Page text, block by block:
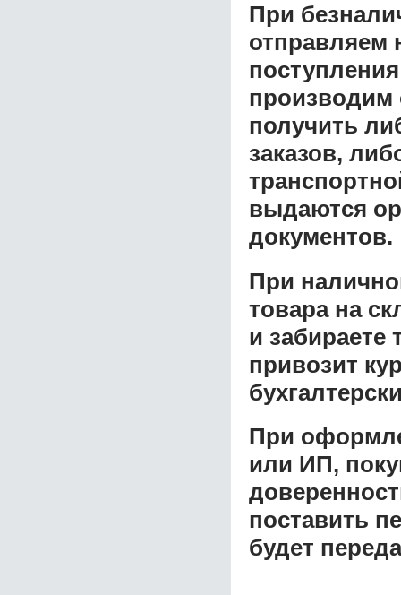
При
отправляем
производим
получить
заказов,
выдаются
документов.
При
товара на
и забираете
привозит
При
или ИП,
поставить
будет